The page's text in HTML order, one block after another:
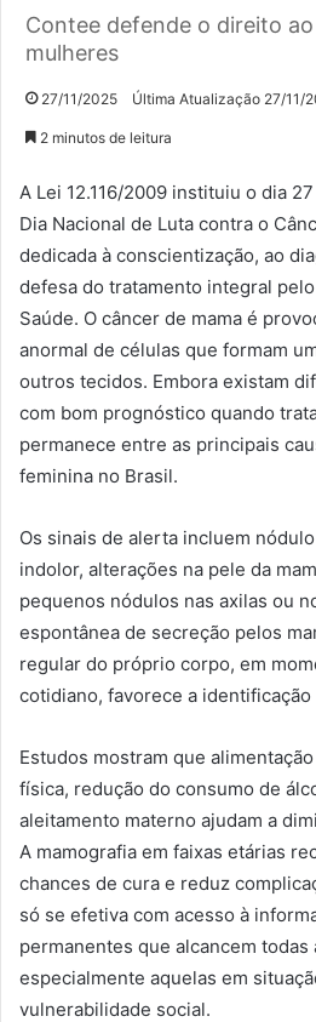
Contee defende o direito
mulheres
27/11/2025 Última Atualização 27/11/
2 minutos de leitura
A Lei 12.116/2009 instituiu o dia
Dia Nacional de Luta contra o
dedicada à conscientização, ao
defesa do tratamento integral
Saúde. O câncer de mama é
anormal de células que formam
outros tecidos. Embora existam
com bom prognóstico quando
permanece entre as principais
feminina no Brasil.
Os sinais de alerta incluem
indolor, alterações na pele da
pequenos nódulos nas axilas ou
espontânea de secreção pelos
regular do próprio corpo, em
cotidiano, favorece a
Estudos mostram que
física, redução do consumo de
aleitamento materno ajudam a
A mamografia em faixas etárias
chances de cura e reduz
só se efetiva com acesso à
permanentes que alcancem todas
especialmente aquelas em
vulnerabilidade social.